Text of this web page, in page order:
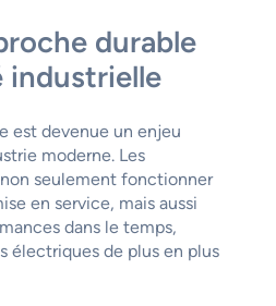
durable
industrielle
est devenue un enjeu
moderne. Les
seulement fonctionner
en service, mais aussi
dans le temps,
électriques de plus en plus